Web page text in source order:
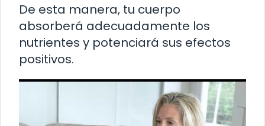
De esta manera, tu cuerpo
absorberá adecuadamente los
nutrientes y potenciará sus efectos
positivos.